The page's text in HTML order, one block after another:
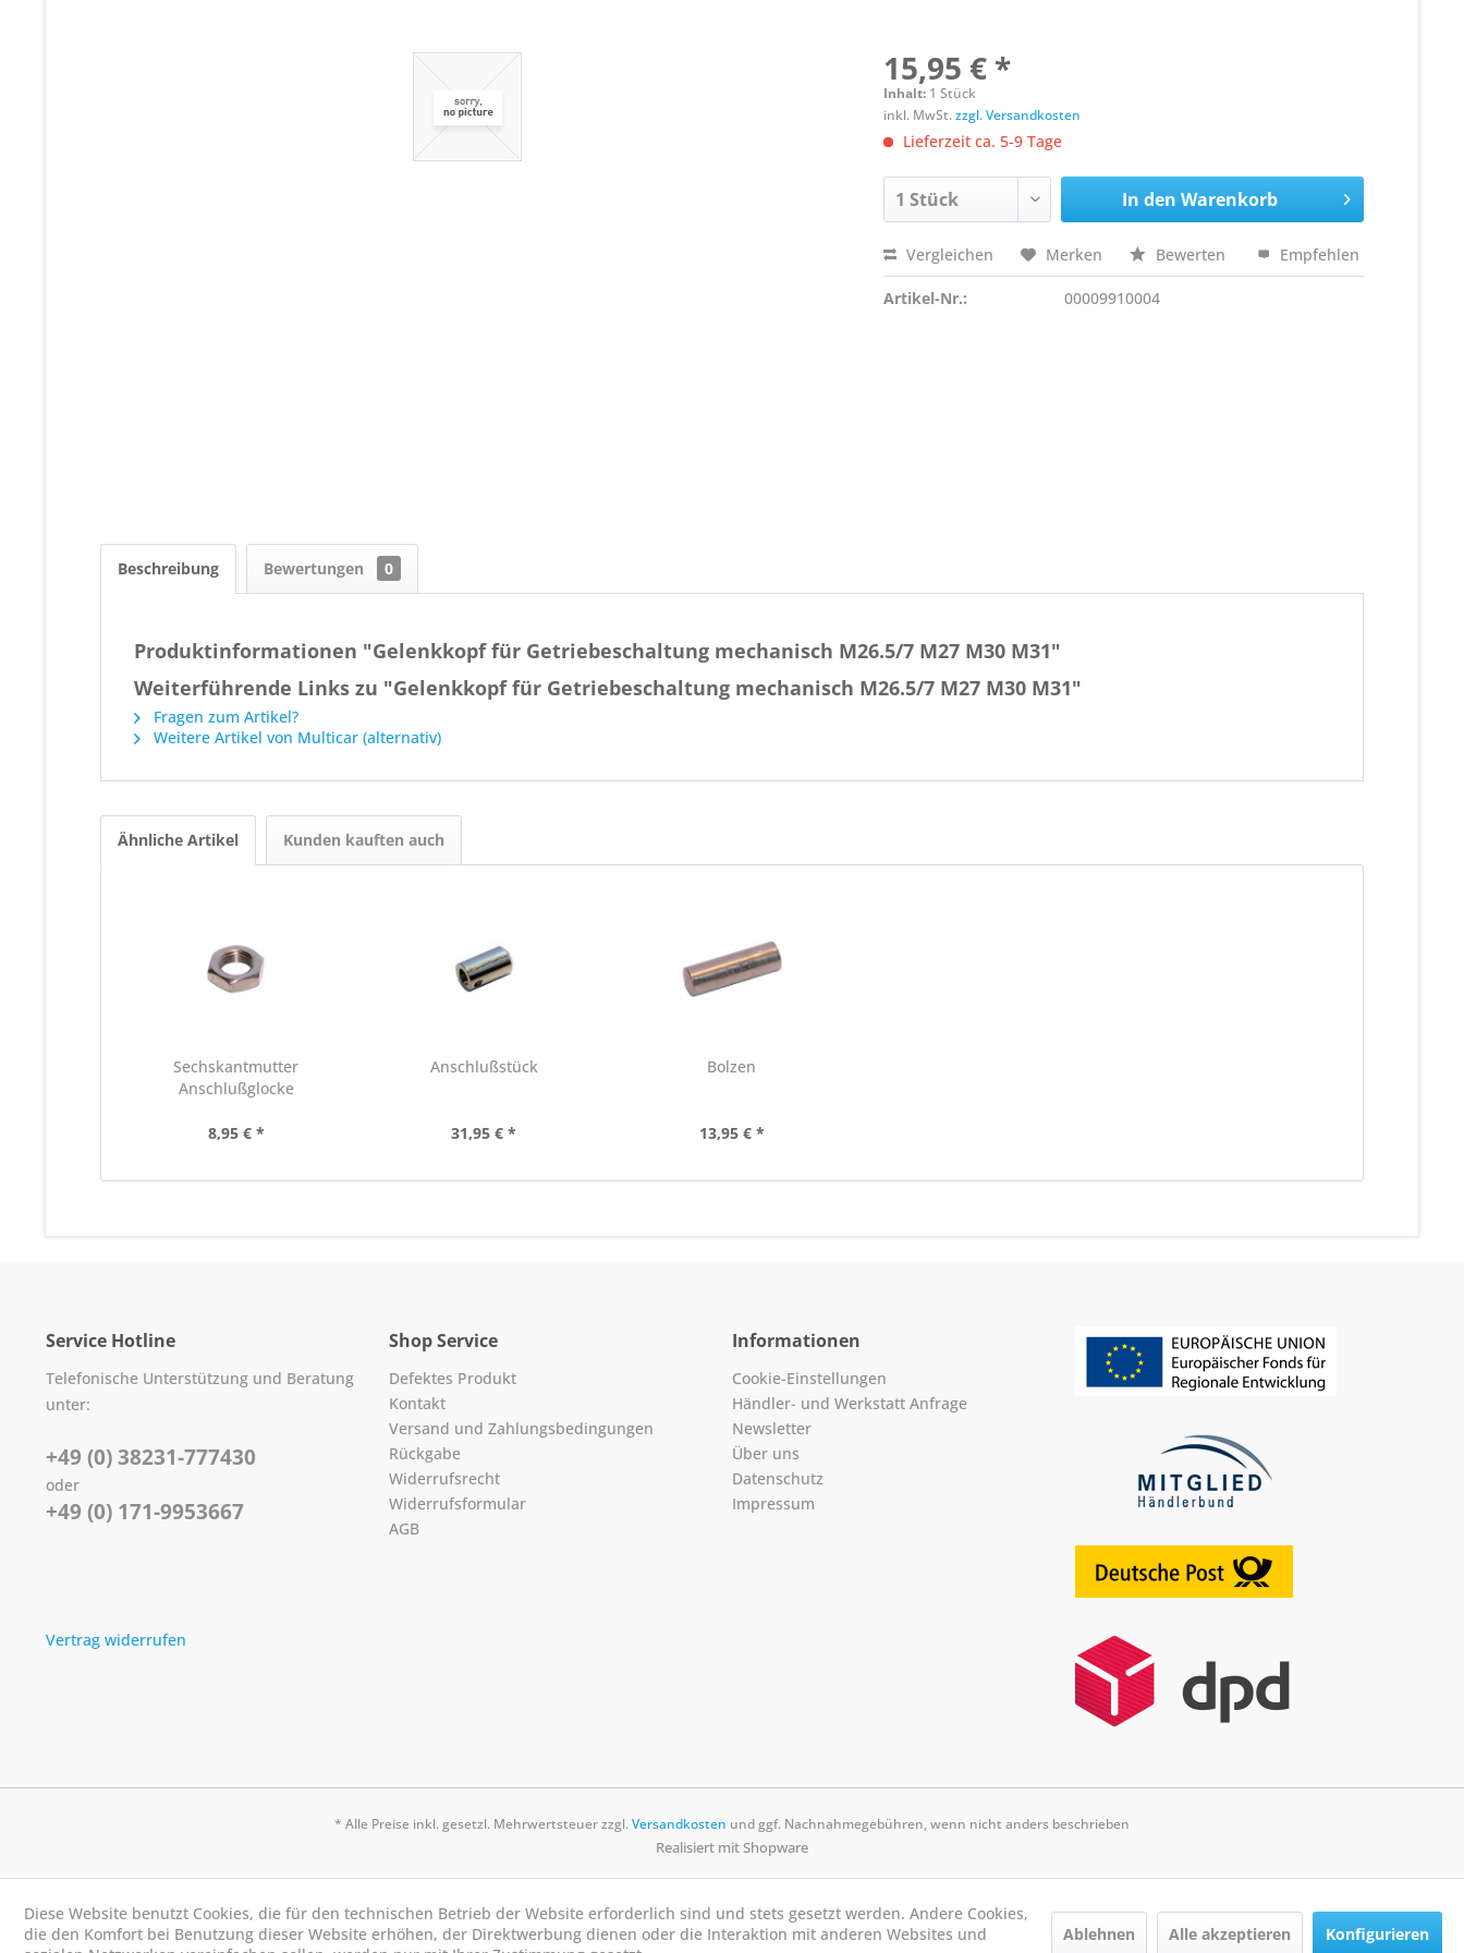
15,95 € *
Inhalt: 1 Stück
inkl. MwSt.zzgl. Versandkosten
Lieferzeit ca. 5-9 Tage
In den Warenkorb
Vergleichen Merken Bewerten Empfehlen
Artikel-Nr.: 00009910004
Beschreibung Bewertungen 0
Produktinformationen "Gelenkkopf für Getriebeschaltung mechanisch M26.5/7 M27 M30 M31"
Weiterführende Links zu "Gelenkkopf für Getriebeschaltung mechanisch M26.5/7 M27 M30 M31"
Fragen zum Artikel?
Weitere Artikel von Multicar (alternativ)
Ähnliche Artikel Kunden kauften auch
Sechskantmutter
Anschlußglocke
8,95 € *
Anschlußstück
31,95 € *
Bolzen
13,95 € *
Service Hotline
Telefonische Unterstützung und Beratung
unter:
+49 (0) 38231-777430
oder
+49 (0) 171-9953667
Vertrag widerrufen
Shop Service
Defektes Produkt
Kontakt
Versand und Zahlungsbedingungen
Rückgabe
Widerrufsrecht
Widerrufsformular
AGB
Informationen
Cookie-Einstellungen
Händler- und Werkstatt Anfrage
Newsletter
Über uns
Datenschutz
Impressum
* Alle Preise inkl. gesetzl. Mehrwertsteuer zzgl.Versandkosten und ggf. Nachnahmegebühren, wenn nicht anders beschrieben
Realisiert mit Shopware
Diese Website benutzt Cookies, die für den technischen Betrieb der Website erforderlich sind und stets gesetzt werden. Andere Cookies,
die den Komfort bei Benutzung dieser Website erhöhen, der Direktwerbung dienen oder die Interaktion mit anderen Websites und
Ablehnen Alle akzeptieren Konfigurieren